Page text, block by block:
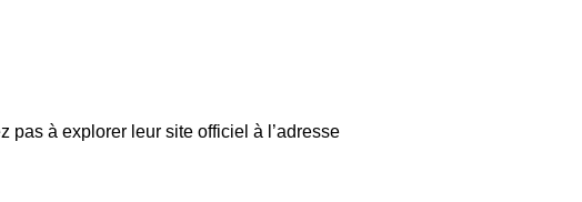
pas à explorer leur site officiel à l’adresse